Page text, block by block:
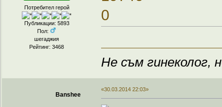
Потребител герой
Публикации: 5893
Пол:
шегаджия
Рейтинг: 3468
Не съм гинеколог,
Banshee
«30.03.2014 22:03»